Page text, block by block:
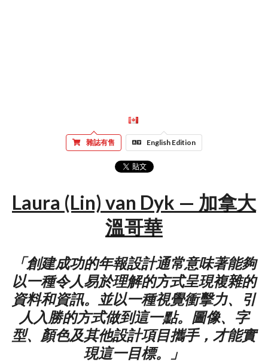
雜誌有售 English Edition
Laura (Lin) van Dyk — 加拿大
溫哥華
「創建成功的年報設計通常意味著能夠
以一種令人易於理解的方式呈現複雜的
資料和資訊。並以一種視覺衝擊力、引
人入勝的方式做到這一點。圖像、字
型、顏色及其他設計項目攜手，才能實
現這一目標。」